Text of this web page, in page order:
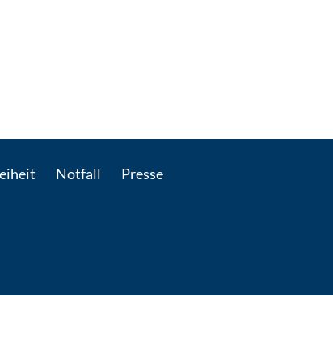
Notfall Presse